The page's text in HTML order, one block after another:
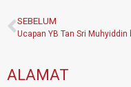
SEBELUM
ALAMAT